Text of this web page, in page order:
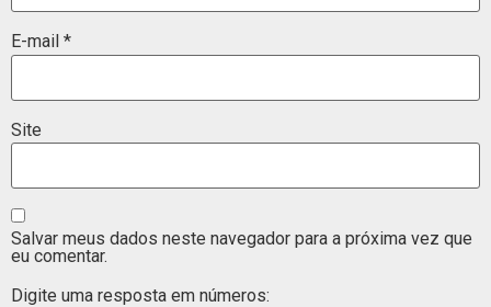
E-mail *
Site
Salvar meus dados neste navegador para a próxima vez que
eu comentar.
Digite uma resposta em números: